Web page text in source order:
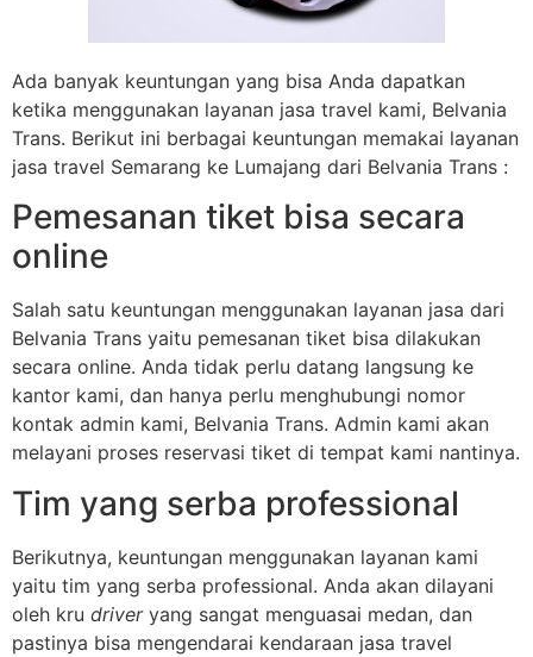
Ada banyak keuntungan yang bisa Anda dapatkan
ketika menggunakan layanan jasa travel kami, Belvania
Trans. Berikut ini berbagai keuntungan memakai layanan
jasa travel Semarang ke Lumajang dari Belvania Trans :
Pemesanan tiket bisa secara
online
Salah satu keuntungan menggunakan layanan jasa dari
Belvania Trans yaitu pemesanan tiket bisa dilakukan
secara online. Anda tidak perlu datang langsung ke
kantor kami, dan hanya perlu menghubungi nomor
kontak admin kami, Belvania Trans. Admin kami akan
melayani proses reservasi tiket di tempat kami nantinya.
Tim yang serba professional
Berikutnya, keuntungan menggunakan layanan kami
yaitu tim yang serba professional. Anda akan dilayani
oleh kru driver yang sangat menguasai medan, dan
pastinya bisa mengendarai kendaraan jasa travel